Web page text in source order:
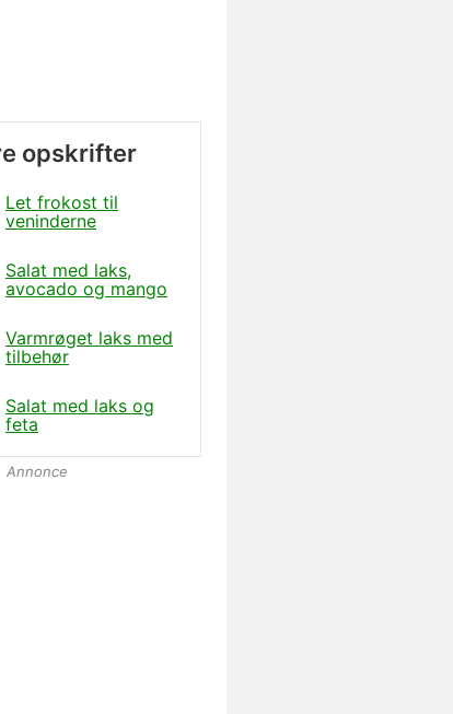
opskrifter
Let frokost til
veninderne
Salat med laks,
avocado og mango
Varmrøget laks med
tilbehør
Salat med laks og
feta
Annonce